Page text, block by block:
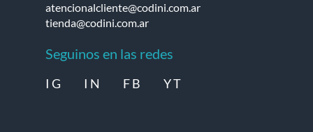
atencionalcliente@codini.com.ar
tienda@codini.com.ar
Seguinos en las redes
I G I N F B Y T